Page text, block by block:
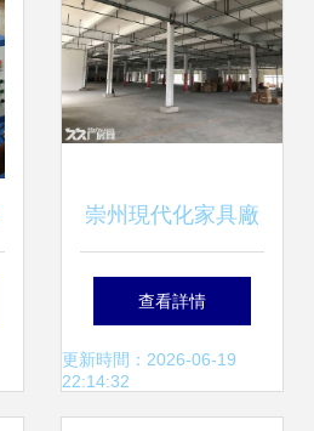
崇州現代化家具廠
房出租 帶環保油漆
指標，水電氣三
查看詳情
更新時間：2026-06-19
22:14:32